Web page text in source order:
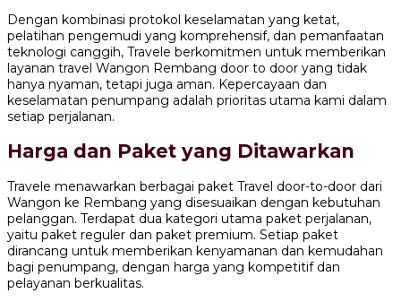
Dengan kombinasi protokol keselamatan yang ketat,
pelatihan pengemudi yang komprehensif, dan pemanfaatan
teknologi canggih, Travele berkomitmen untuk memberikan
layanan travel Wangon Rembang door to door yang tidak
hanya nyaman, tetapi juga aman. Kepercayaan dan
keselamatan penumpang adalah prioritas utama kami dalam
setiap perjalanan.
Harga dan Paket yang Ditawarkan
Travele menawarkan berbagai paket Travel door-to-door dari
Wangon ke Rembang yang disesuaikan dengan kebutuhan
pelanggan. Terdapat dua kategori utama paket perjalanan,
yaitu paket reguler dan paket premium. Setiap paket
dirancang untuk memberikan kenyamanan dan kemudahan
bagi penumpang, dengan harga yang kompetitif dan
pelayanan berkualitas.